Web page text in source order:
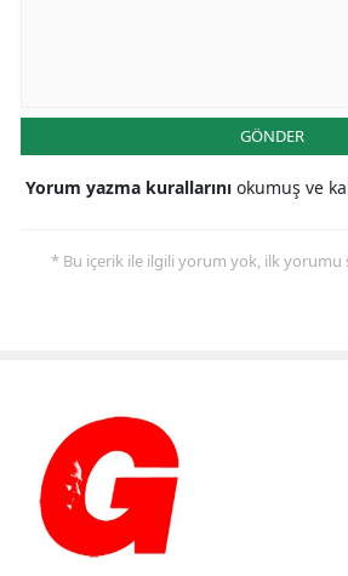
GÖNDER
Yorum yazma kurallarını okumuş ve
* Bu içerik ile ilgili yorum yok, ilk yorumu